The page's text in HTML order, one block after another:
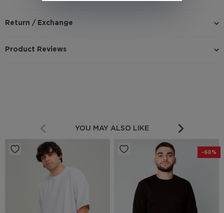
Return / Exchange
Product Reviews
YOU MAY ALSO LIKE
-60%